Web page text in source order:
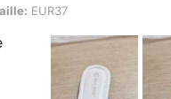
EUR37